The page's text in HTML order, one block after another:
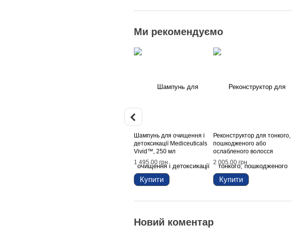
Ми рекомендуємо
Шампунь для очищення і
детоксикації Mediceuticals
Vivid™, 250 мл
1 495.00 грн
Купити
Реконструктор для тонкого,
пошкодженого або
ослабленого волосся
Mediceuticals Volume &
Strength, 250 мл
2 005.00 грн
Купити
Новий коментар